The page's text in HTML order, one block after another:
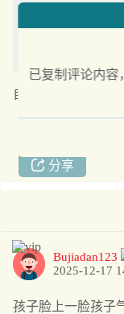
自拍-旗袍老师吃鸡
分享
Bujiadan123
2025-12-17
孩子脸上一脸孩子
已复制评论内容